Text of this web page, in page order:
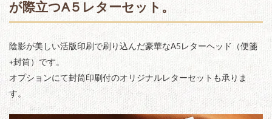
が際立つA５レターセット。
陰影が美しい活版印刷で刷り込んだ豪華なA5レターヘッド（便箋
+封筒）です。
オプションにて封筒印刷付のオリジナルレターセットも承りま
す。